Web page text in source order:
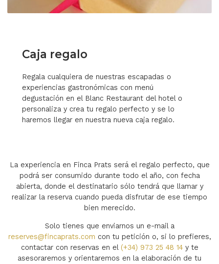
Caja regalo
Regala cualquiera de nuestras escapadas o
experiencias gastronómicas con menú
degustación en el Blanc Restaurant del hotel o
personaliza y crea tu regalo perfecto y se lo
haremos llegar en nuestra nueva caja regalo.
La experiencia en Finca Prats será el regalo perfecto, que
podrá ser consumido durante todo el año, con fecha
abierta, donde el destinatario sólo tendrá que llamar y
realizar la reserva cuando pueda disfrutar de ese tiempo
bien merecido.
Solo tienes que enviarnos un e-mail a
reserves@fincaprats.com con tu petición o, si lo prefieres,
contactar con reservas en el (+34) 973 25 48 14y te
asesoraremos y orientaremos en la elaboración de tu